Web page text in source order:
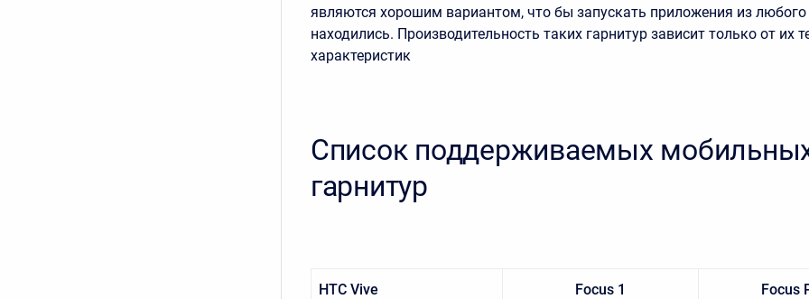
являются хорошим вариантом, что бы запускать приложения из
находились. Производительность таких гарнитур зависит только от их
характеристик
Список поддерживаемых
гарнитур
HTC Vive Focus 1 Focus